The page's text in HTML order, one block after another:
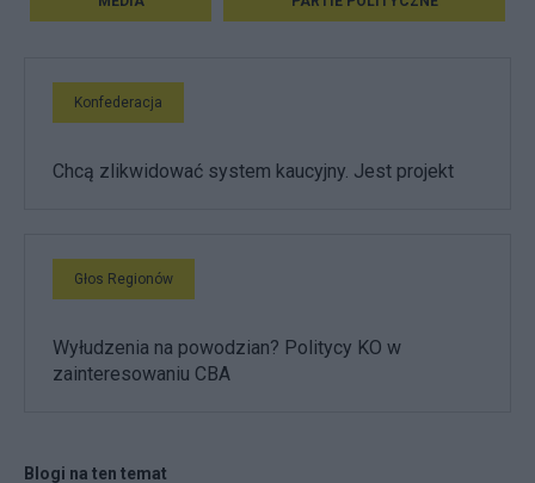
Konfederacja
Chcą zlikwidować system kaucyjny. Jest projekt
Głos Regionów
Wyłudzenia na powodzian? Politycy KO w
zainteresowaniu CBA
Blogi na ten temat